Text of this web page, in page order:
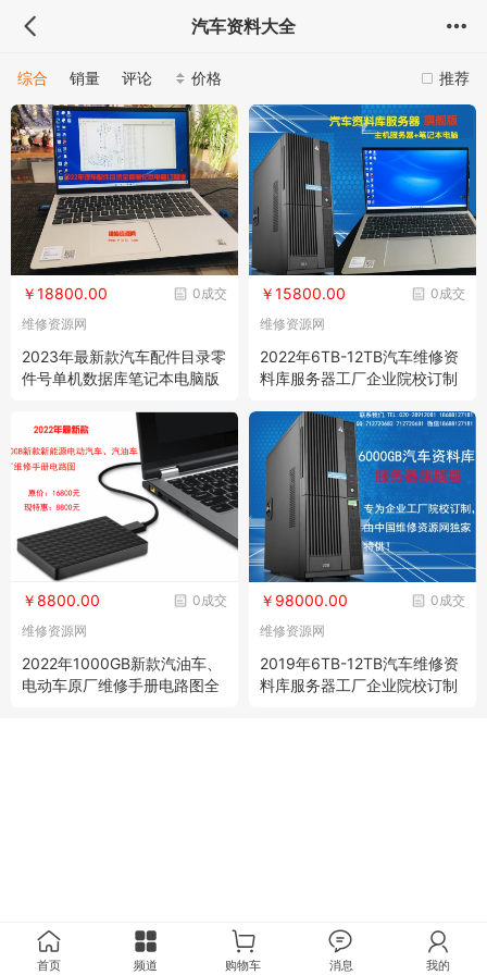
汽车资料大全
推荐
综合 销量 评论 价格
0成交
￥18800.00
维修资源网
2023年最新款汽车配件目录零
件号单机数据库笔记本电脑版
0成交
￥15800.00
维修资源网
2022年6TB-12TB汽车维修资
料库服务器工厂企业院校订制
0成交
￥8800.00
维修资源网
2022年1000GB新款汽油车、
电动车原厂维修手册电路图全
0成交
￥98000.00
维修资源网
2019年6TB-12TB汽车维修资
料库服务器工厂企业院校订制
首页 频道 购物车 消息 我的